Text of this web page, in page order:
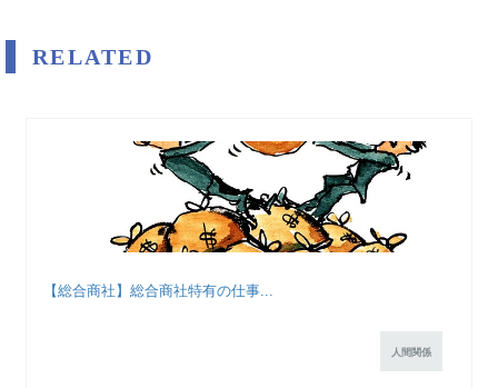
RELATED
【総合商社】総合商社特有の仕事...
人間関係